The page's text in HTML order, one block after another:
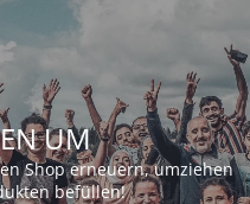
UM
Shop erneuern, umziehen
befüllen!